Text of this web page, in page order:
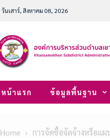
วันเสาร์, สิงหาคม 08, 2026
หน้าแรก ข้อมูลพื้นฐาน
Home การจัดซื้อจัดจ้างหรือแ